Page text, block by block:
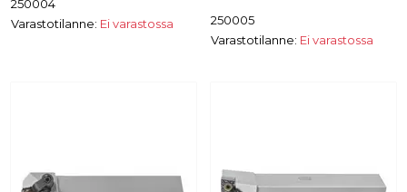
250004
Varastotilanne: Ei varastossa
250005
Varastotilanne: Ei varastossa